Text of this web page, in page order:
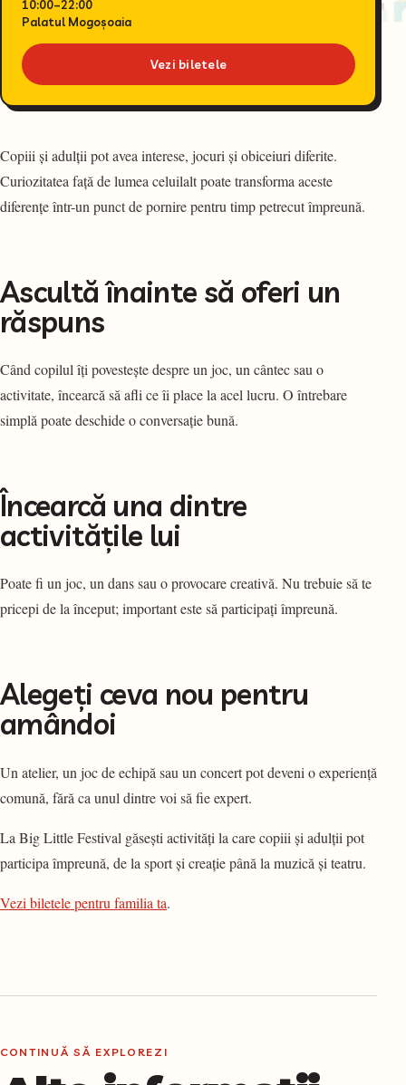
Copiii și adulții pot avea interese, jocuri și obiceiuri diferite.
Curiozitatea față de lumea celuilalt poate transforma aceste
diferențe într-un punct de pornire pentru timp petrecut împreună.
Ascultă înainte să oferi un
răspuns
Când copilul îți povestește despre un joc, un cântec sau o
activitate, încearcă să afli ce îi place la acel lucru. O întrebare
simplă poate deschide o conversație bună.
Încearcă una dintre
activitățile lui
Poate fi un joc, un dans sau o provocare creativă. Nu trebuie să te
pricepi de la început; important este să participați împreună.
Alegeți ceva nou pentru
amândoi
Un atelier, un joc de echipă sau un concert pot deveni o experiență
comună, fără ca unul dintre voi să fie expert.
La Big Little Festival găsești activități la care copiii și adulții pot
participa împreună, de la sport și creație până la muzică și teatru.
Vezi biletele pentru familia ta.
10:00–22:00
Palatul Mogoșoaia
Vezi biletele
CONTINUĂ SĂ EXPLOREZI